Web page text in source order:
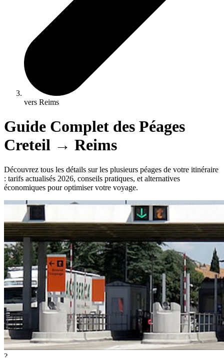
vers Reims
Guide Complet des Péages
Creteil → Reims
Découvrez tous les détails sur les plusieurs péages de votre itinéraire
: tarifs actualisés 2026, conseils pratiques, et alternatives
économiques pour optimiser votre voyage.
?